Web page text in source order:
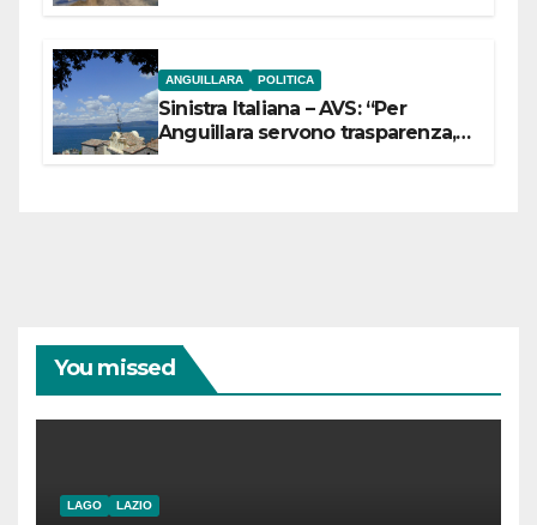
ANGUILLARA POLITICA
Sinistra Italiana – AVS: “Per
Anguillara servono trasparenza,
You missed
LAGO LAZIO